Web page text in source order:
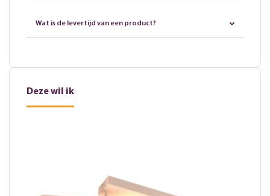
Wat is de levertijd van een product?
Deze wil ik